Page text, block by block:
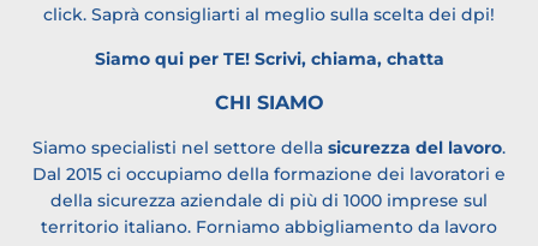
click. Saprà consigliarti al meglio sulla scelta dei dpi!
Siamo qui per TE! Scrivi, chiama, chatta
CHI SIAMO
Siamo specialisti nel settore della sicurezza del lavoro.
Dal 2015 ci occupiamo della formazione dei lavoratori e
della sicurezza aziendale di più di 1000 imprese sul
territorio italiano. Forniamo abbigliamento da lavoro